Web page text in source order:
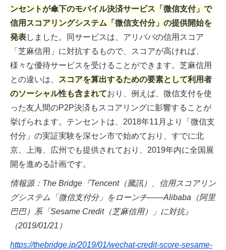
ンセントが傘下のモバイル決済サービス「微信支付」で
信用スコアリングシステム「微信支付分」の提供開始を
発表しました。同サービスは、アリババの信用スコア
「芝麻信用」に対抗するもので、スコアが高ければ、
様々な優待サービスを受けることができます。芝麻信用
との違いは、
スコアを算出するための要素として利用者
のソーシャル性も含まれており、例えば、微信支付を使
った友人間のP2P決済もスコアリングに影響することが
挙げられます。テンセントは、2018年11月より「微信支
付分」の実証実験を深セン市で始めており、すでに北
京、上海、広州でも提供されており、2019年内に全国展
開を進める計画です。
情報源：The Bridge『Tencent（騰訊）、信用スコアリン
グシステム「微信支付分」をローンチ——Alibaba（阿里
巴巴）系「Sesame Credit（芝麻信用）」に対抗』
（2019/01/21）
https://thebridge.jp/2019/01/wechat-credit-score-sesame-